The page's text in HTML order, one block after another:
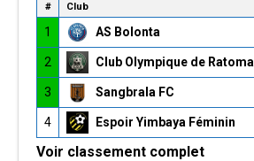
# Club
1 AS Bolonta
2 Club Olympique de Ratoma
3 Sangbrala FC
4 Espoir Yimbaya Féminin
Voir classement complet